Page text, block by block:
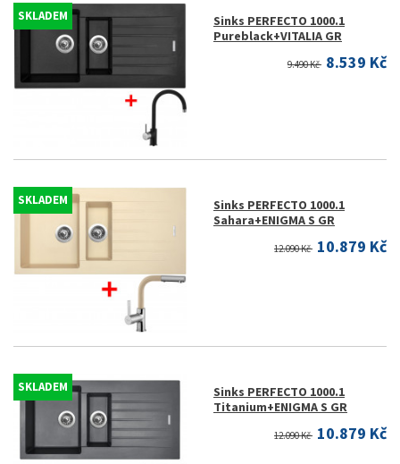
SKLADEM
Sinks PERFECTO 1000.1
Pureblack+VITALIA GR
9.490 Kč 8.539 Kč
SKLADEM
Sinks PERFECTO 1000.1
Sahara+ENIGMA S GR
12.090 Kč 10.879 Kč
SKLADEM
Sinks PERFECTO 1000.1
Titanium+ENIGMA S GR
12.090 Kč 10.879 Kč